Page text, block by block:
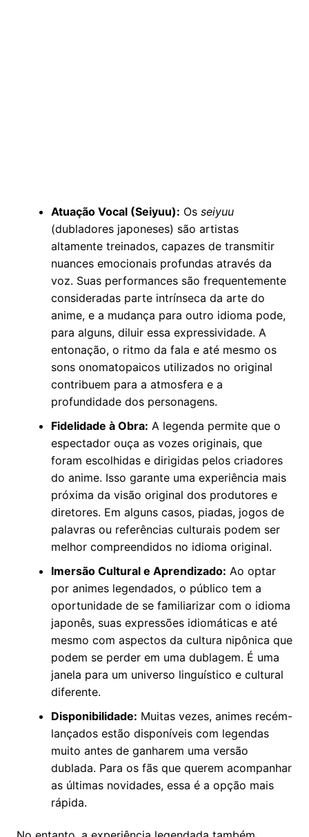
Atuação Vocal (Seiyuu): Os seiyuu
(dubladores japoneses) são artistas
altamente treinados, capazes de transmitir
nuances emocionais profundas através da
voz. Suas performances são frequentemente
consideradas parte intrínseca da arte do
anime, e a mudança para outro idioma pode,
para alguns, diluir essa expressividade. A
entonação, o ritmo da fala e até mesmo os
sons onomatopaicos utilizados no original
contribuem para a atmosfera e a
profundidade dos personagens.
Fidelidade à Obra: A legenda permite que o
espectador ouça as vozes originais, que
foram escolhidas e dirigidas pelos criadores
do anime. Isso garante uma experiência mais
próxima da visão original dos produtores e
diretores. Em alguns casos, piadas, jogos de
palavras ou referências culturais podem ser
melhor compreendidos no idioma original.
Imersão Cultural e Aprendizado: Ao optar
por animes legendados, o público tem a
oportunidade de se familiarizar com o idioma
japonês, suas expressões idiomáticas e até
mesmo com aspectos da cultura nipônica que
podem se perder em uma dublagem. É uma
janela para um universo linguístico e cultural
diferente.
Disponibilidade: Muitas vezes, animes recém-
lançados estão disponíveis com legendas
muito antes de ganharem uma versão
dublada. Para os fãs que querem acompanhar
as últimas novidades, essa é a opção mais
rápida.